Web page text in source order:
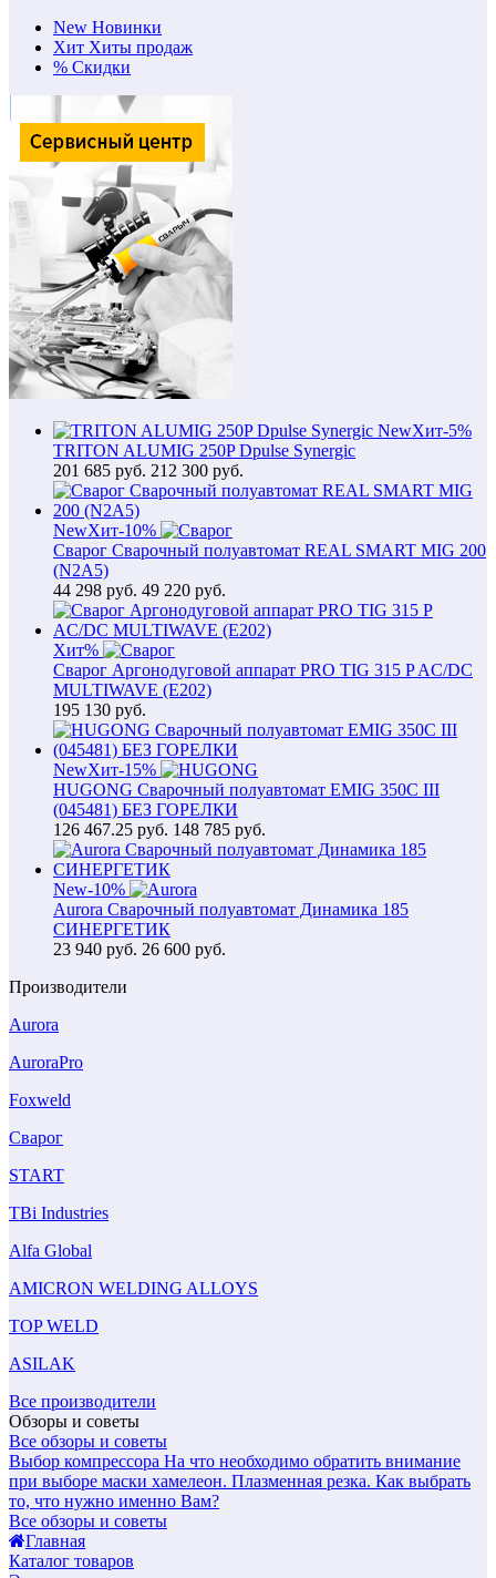
New Новинки
Хит Хиты продаж
% Скидки
NewХит-5%
TRITON ALUMIG 250P Dpulse Synergic
201 685 руб. 212 300 руб.
NewХит-10%
Сварог Сварочный полуавтомат REAL SMART MIG 200
(N2A5)
44 298 руб. 49 220 руб.
Хит%
Сварог Аргонодуговой аппарат PRO TIG 315 P AC/DC
MULTIWAVE (E202)
195 130 руб.
NewХит-15%
HUGONG Сварочный полуавтомат EMIG 350C III
(045481) БЕЗ ГОРЕЛКИ
126 467.25 руб. 148 785 руб.
New-10%
Aurora Сварочный полуавтомат Динамика 185
СИНЕРГЕТИК
23 940 руб. 26 600 руб.
Производители
Aurora
AuroraPro
Foxweld
Сварог
START
TBi Industries
Alfa Global
AMICRON WELDING ALLOYS
TOP WELD
ASILAK
Все производители
Обзоры и советы
Все обзоры и советы
Выбор компрессора На что необходимо обратить внимание
при выборе маски хамелеон. Плазменная резка. Как выбрать
то, что нужно именно Вам?
Все обзоры и советы
Главная
Каталог товаров